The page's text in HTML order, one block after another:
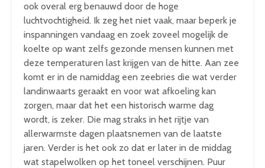
ook overal erg benauwd door de hoge
luchtvochtigheid. Ik zeg het niet vaak, maar beperk je
inspanningen vandaag en zoek zoveel mogelijk de
koelte op want zelfs gezonde mensen kunnen met
deze temperaturen last krijgen van de hitte. Aan zee
komt er in de namiddag een zeebries die wat verder
landinwaarts geraakt en voor wat afkoeling kan
zorgen, maar dat het een historisch warme dag
wordt, is zeker. Die mag straks in het rijtje van
allerwarmste dagen plaatsnemen van de laatste
jaren. Verder is het ook zo dat er later in de middag
wat stapelwolken op het toneel verschijnen. Puur